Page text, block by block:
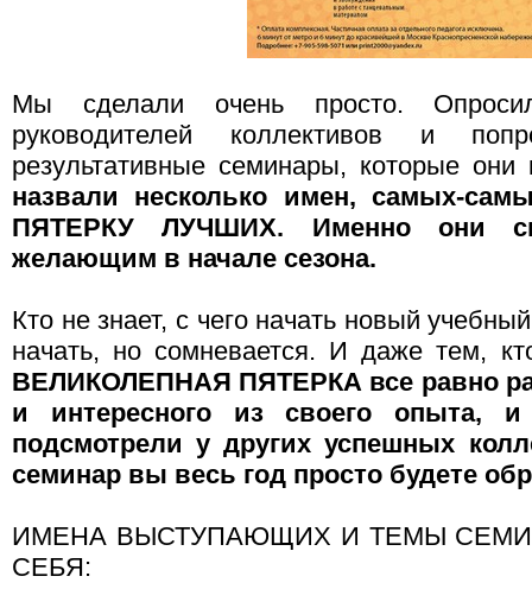
Мы сделали очень просто.
руководителей коллективов и
результативные семинары, которые
назвали несколько имен, самых-
ПЯТЕРКУ ЛУЧШИХ. Именно они
желающим в начале сезона.
Кто не знает, с чего начать новый
начать, но сомневается. И даже тем,
ВЕЛИКОЛЕПНАЯ ПЯТЕРКА все равно
и интересного из своего опыта,
подсмотрели у других успешных
семинар вы весь год просто будете
ИМЕНА ВЫСТУПАЮЩИХ И ТЕМЫ
СЕБЯ: